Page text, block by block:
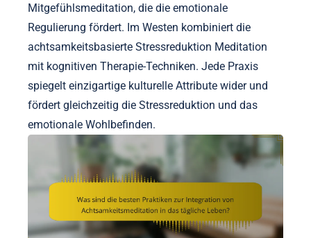
Mitgefühlsmeditation, die die emotionale
Regulierung fördert. Im Westen kombiniert die
achtsamkeitsbasierte Stressreduktion Meditation
mit kognitiven Therapie-Techniken. Jede Praxis
spiegelt einzigartige kulturelle Attribute wider und
fördert gleichzeitig die Stressreduktion und das
emotionale Wohlbefinden.